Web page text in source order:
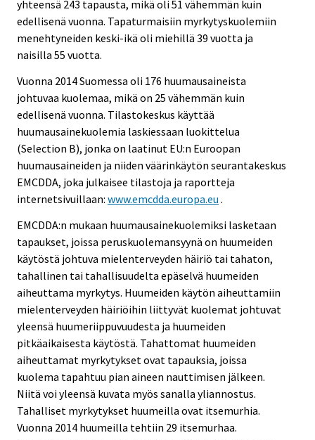
yhteensä 243 tapausta, mikä oli 51 vähemmän kuin
edellisenä vuonna. Tapaturmaisiin myrkytyskuolemiin
menehtyneiden keski-ikä oli miehillä 39 vuotta ja
naisilla 55 vuotta.
Vuonna 2014 Suomessa oli 176 huumausaineista
johtuvaa kuolemaa, mikä on 25 vähemmän kuin
edellisenä vuonna. Tilastokeskus käyttää
huumausainekuolemia laskiessaan luokittelua
(Selection B), jonka on laatinut EU:n Euroopan
huumausaineiden ja niiden väärinkäytön seurantakeskus
EMCDDA, joka julkaisee tilastoja ja raportteja
internetsivuillaan: www.emcdda.europa.eu .
EMCDDA:n mukaan huumausainekuolemiksi lasketaan
tapaukset, joissa peruskuolemansyynä on huumeiden
käytöstä johtuva mielenterveyden häiriö tai tahaton,
tahallinen tai tahallisuudelta epäselvä huumeiden
aiheuttama myrkytys. Huumeiden käytön aiheuttamiin
mielenterveyden häiriöihin liittyvät kuolemat johtuvat
yleensä huumeriippuvuudesta ja huumeiden
pitkäaikaisesta käytöstä. Tahattomat huumeiden
aiheuttamat myrkytykset ovat tapauksia, joissa
kuolema tapahtuu pian aineen nauttimisen jälkeen.
Niitä voi yleensä kuvata myös sanalla yliannostus.
Tahalliset myrkytykset huumeilla ovat itsemurhia.
Vuonna 2014 huumeilla tehtiin 29 itsemurhaa.